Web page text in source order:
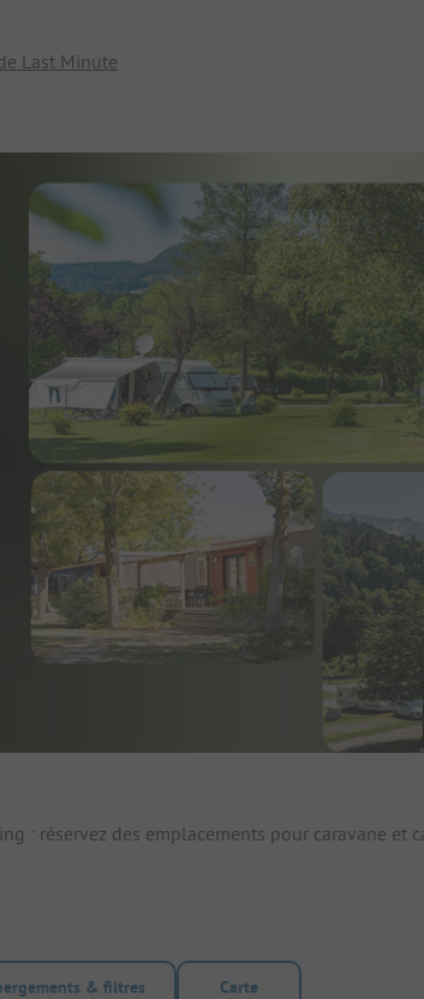
Last Minute
emplacements
hebergements-locatifs pour rechercher
: réservez des emplacements pour caravane et
& filtres Carte